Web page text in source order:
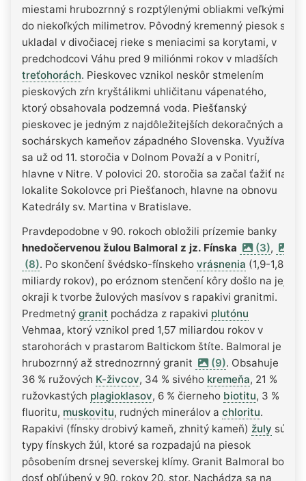
miestami hrubozrnný s rozptýlenými obliakmi veľkými
do niekoľkých milimetrov. Pôvodný kremenný piesok sa
ukladal v divočiacej rieke s meniacimi sa korytami, v
predchodcovi Váhu pred 9 miliónmi rokov v mladších
treťohorách. Pieskovec vznikol neskôr stmelením
pieskových zŕn kryštálikmi uhličitanu vápenatého,
ktorý obsahovala podzemná voda. Piešťanský
pieskovec je jedným z najdôležitejších dekoračných a
sochárskych kameňov západného Slovenska. Využíval
sa už od 11. storočia v Dolnom Považí a v Ponitrí,
hlavne v Nitre. V polovici 20. storočia sa začal ťažiť na
lokalite Sokolovce pri Piešťanoch, hlavne na obnovu
Katedrály sv. Martina v Bratislave.
Pravdepodobne v 90. rokoch obložili prízemie banky
hnedočervenou žulou Balmoral z jz. Fínska
(3),
(8). Po skončení švédsko-fínskeho vrásnenia (1,9-1,8
miliardy rokov), po eróznom stenčení kôry došlo na jej
okraji k tvorbe žulových masívov s rapakivi granitmi.
Predmetný granit pochádza z rapakivi plutónu
Vehmaa, ktorý vznikol pred 1,57 miliardou rokov v
starohorách v prastarom Baltickom štíte. Balmoral je
hrubozrnný až strednozrnný granit
(9). Obsahuje
36 % ružových K-živcov, 34 % sivého kremeňa, 21 %
ružovkastých plagioklasov, 6 % čierneho biotitu, 3 %
fluoritu, muskovitu, rudných minerálov a chloritu.
Rapakivi (fínsky drobivý kameň, zhnitý kameň) žuly sú
typy fínskych žúl, ktoré sa rozpadajú na piesok
pôsobením drsnej severskej klímy. Granit Balmoral bol
dosť obľúbený v 90. rokov 20. stor. Nachádza sa na